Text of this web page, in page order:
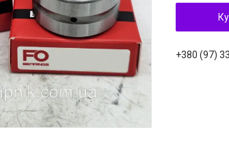
+380 (97)